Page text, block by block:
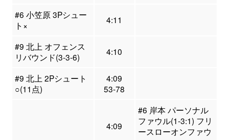
#6 小笠原 3Pシュー
ト×
4:11
#9 北上 オフェンス
リバウンド(3-3-6)
4:10
#9 北上 2Pシュート
○(11点)
4:09
53-78
4:09
#6 岸本 パーソナル
ファウル(1-3:1) フリ
ースローオンファウ